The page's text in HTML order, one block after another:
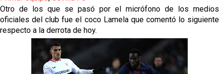
Oso es el siguiente en la lista para salir
El Sevilla FC oficializa la cesión de Rafa Mir al Aris
de Salónica
Otro de los que se pasó por el micrófono de los medios
oficiales del club fue el coco Lamela que comentó lo siguiente
respecto a la derrota de hoy.